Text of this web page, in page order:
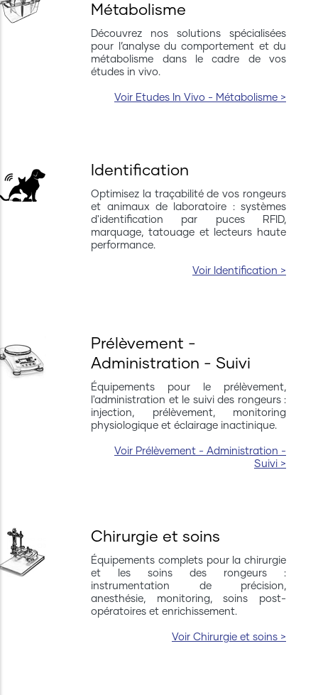
tenons particulièrement à vous
pour votre visite sur notre
votre intérêt en nos produits et
ainsi que la qualité et la
prochaine pour l'AFSTAL 2027.
attendant, n'hésitez pas à nous
.
Intellibio, sponsor du
de la Société
Chronobiologie
tous les deux ans,
thématiques : la
environnements
d’étude, les
chronothérapie et le
mettra également en
voir la suite...
Métabolisme
Découvrez nos solutions spécialisées
pour l’analyse du comportement et du
métabolisme dans le cadre de vos
études in vivo.
Voir Etudes In Vivo - Métabolisme >
Identification
Optimisez la traçabilité de vos rongeurs
et animaux de laboratoire : systèmes
d'identification par puces RFID,
marquage, tatouage et lecteurs haute
performance.
Voir Identification >
Prélèvement -
Administration - Suivi
Équipements pour le prélèvement,
l'administration et le suivi des rongeurs :
injection, prélèvement, monitoring
physiologique et éclairage inactinique.
Voir Prélèvement - Administration -
Suivi >
Chirurgie et soins
Équipements complets pour la chirurgie
et les soins des rongeurs :
instrumentation de précision,
anesthésie, monitoring, soins post-
opératoires et enrichissement.
Voir Chirurgie et soins >